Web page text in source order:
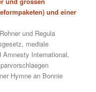
und einer
und Regula
mediale
International,
Hymne an Bonnie